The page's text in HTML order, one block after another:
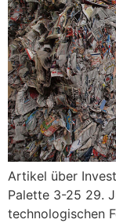
Artikel über
Palette 3-25 29.
technologischen